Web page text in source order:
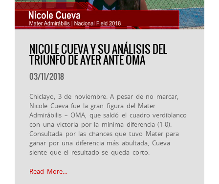
NICOLE CUEVA Y SU ANÁLISIS DEL
TRIUNFO DE AYER ANTE OMA
03/11/2018
Chiclayo, 3 de noviembre. A pesar de no marcar,
Nicole Cueva fue la gran figura del Mater
Admirábilis – OMA, que saldó el cuadro verdiblanco
con una victoria por la mínima diferencia (1-0).
Consultada por las chances que tuvo Mater para
ganar por una diferencia más abultada, Cueva
siente que el resultado se queda corto:
Read More…